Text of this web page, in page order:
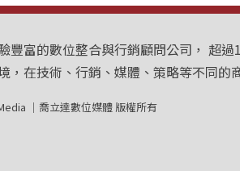
豐富的數位整合與行銷顧問公司， 超
，在技術、行銷、媒體、策略等不同的
｜喬立達數位媒體 版權所有